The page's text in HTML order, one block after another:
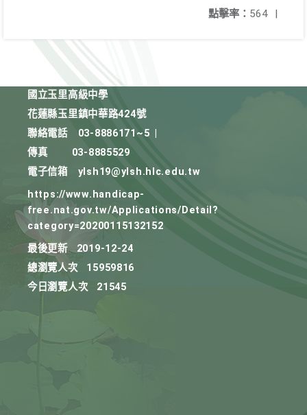
點擊率： 564 |
國立玉里高級中學
花蓮縣玉里鎮中華路424號
聯絡電話
03-8886171~5
傳真
03-8885529
電子信箱
ylsh19@ylsh.hlc.edu.tw
https://www.handicap-
free.nat.gov.tw/Applications/Detail?
category=20200115132152
最後更新
2019-12-24
總瀏覽人次
15959816
今日瀏覽人次
21545